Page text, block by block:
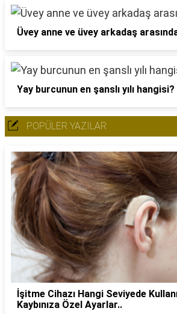
Üvey anne ve üvey arkadaş
Yay burcunun en şanslı yılı hangisi?
POPÜLER YAZILAR
İşitme Cihazı Hangi Seviyede
Kaybınıza Özel Ayarlar..